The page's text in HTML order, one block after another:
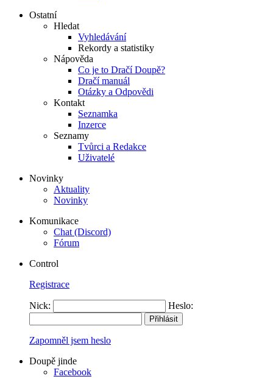
Ostatní
Hledat
Vyhledávání
Rekordy a statistiky
Nápověda
Co je to Dračí Doupě?
Dračí manuál
Otázky a Odpovědi
Kontakt
Seznamka
Inzerce
Seznamy
Tvůrci a Redakce
Uživatelé
Novinky
Aktuality
Novinky
Komunikace
Chat (Discord)
Fórum
Control
Registrace
Nick: Heslo:
Zapomněl jsem heslo
Doupě jinde
Facebook